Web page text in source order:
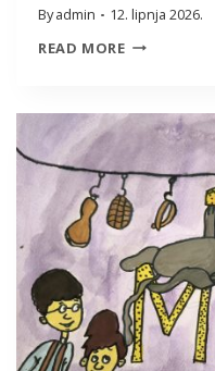
Byadmin
12. lipnja 2026.
READ MOREVESELI
ZAVRŠETAK
NASTAVNE
GODINE